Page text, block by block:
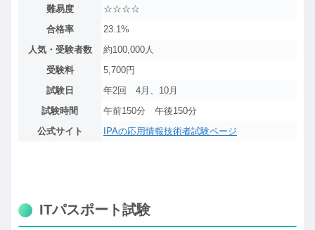
難易度
☆☆☆☆
合格率
23.1%
人気・受験者数
約100,000人
受験料
5,700円
試験日
年2回 4月、10月
試験時間
午前150分 午後150分
公式サイト
IPAの応用情報技術者試験ページ
ITパスポート試験